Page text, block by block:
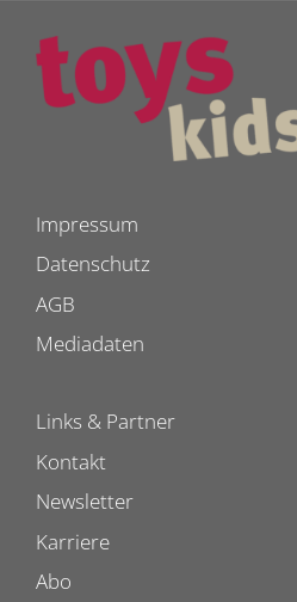
Impressum
Datenschutz
AGB
Mediadaten
Links & Partner
Kontakt
Newsletter
Karriere
Abo